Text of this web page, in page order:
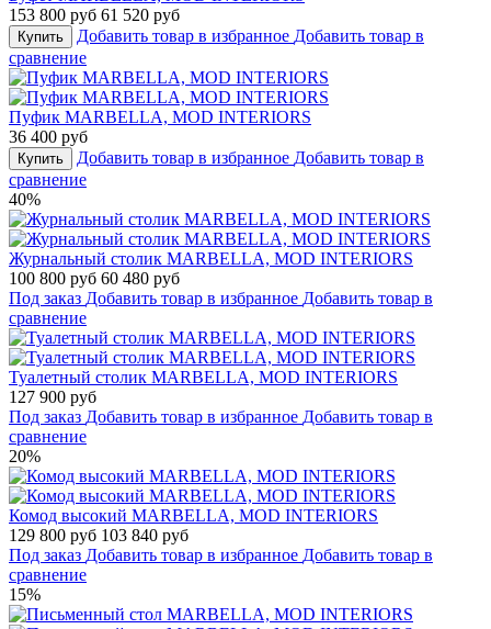
153 800 руб 61 520 руб
Купить Добавить товар в избранное Добавить товар в
сравнение
Пуфик MARBELLA, MOD INTERIORS
36 400 руб
Купить Добавить товар в избранное Добавить товар в
сравнение
40%
Журнальный столик MARBELLA, MOD INTERIORS
100 800 руб 60 480 руб
Под заказ Добавить товар в избранное Добавить товар в
сравнение
Туалетный столик MARBELLA, MOD INTERIORS
127 900 руб
Под заказ Добавить товар в избранное Добавить товар в
сравнение
20%
Комод высокий MARBELLA, MOD INTERIORS
129 800 руб 103 840 руб
Под заказ Добавить товар в избранное Добавить товар в
сравнение
15%